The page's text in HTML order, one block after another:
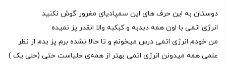
دوستان به این حرف های این سمپادیای مغرور گوش نکنید
انرژی اتمی با اون همه دبدبه و کبکبه والا انقدر پز نمیده
من خودم انرژی اتمی درس میخونم و تا حالا نشده برم پز بدم از نظر
علمی همه میدونن انرژی اتمی بهتر از همه‌ی حلیاست حتی (حلی یک )